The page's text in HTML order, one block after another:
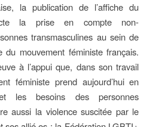
la publication de l’affiche du
la prise en compte non-
transmasculines au sein de
du mouvement féministe français.
à l’appui que, dans son travail
féministe prend aujourd’hui en
les besoins des personnes
aussi la violence suscitée par le